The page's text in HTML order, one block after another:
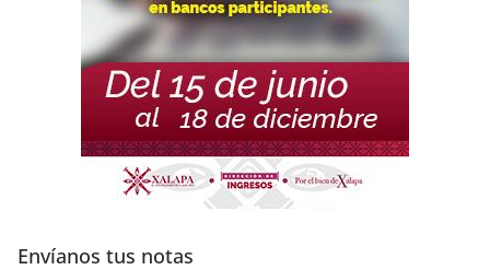
Envíanos tus notas